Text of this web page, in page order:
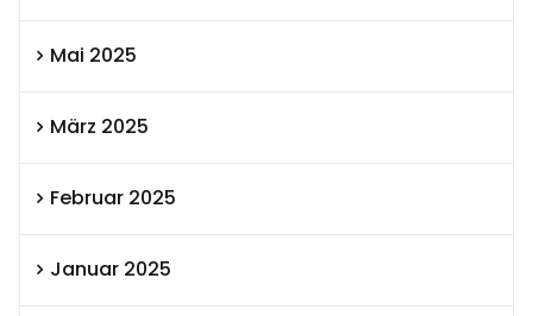
Mai 2025
März 2025
Februar 2025
Januar 2025